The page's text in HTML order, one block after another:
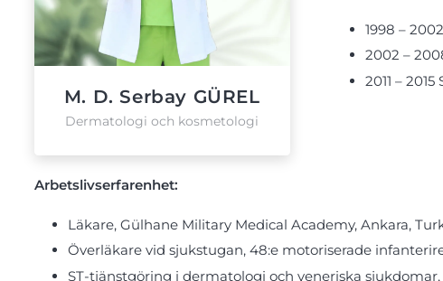
M. D. Serbay GÜREL
Dermatologi och kosmetologi
1998 –
2002 –
2011 –
Arbetslivserfarenhet:
Läkare, Gülhane Military Medical Academy, Ankara,
Överläkare vid sjukstugan, 48:e motoriserade
ST-tjänstgöring i dermatologi och veneriska